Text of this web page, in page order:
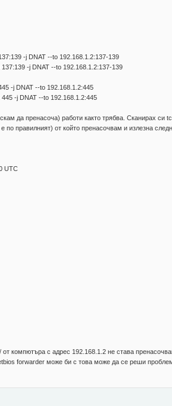
-j DNAT --to 192.168.1.2:137-139
-j DNAT --to 192.168.1.2:137-139
-j DNAT --to 192.168.1.2:445
-j DNAT --to 192.168.1.2:445
да пренасоча) работи както трябва. Сканирах си
по правилният) от който пренасочвам и излезна
UTC
компютъра с адрес 192.168.1.2 не става
forwarder може би с това може да се реши